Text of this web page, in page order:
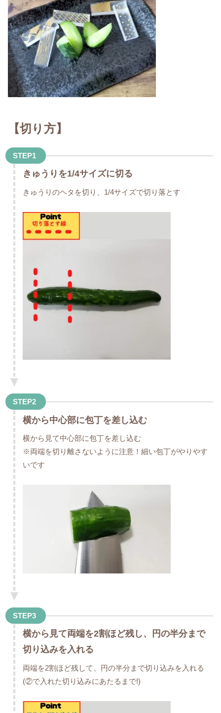
【切り方】
STEP1
きゅうりを1/4サイズに切る
きゅうりのヘタを切り、1/4サイズで切り落とす
STEP2
横から中心部に包丁を差し込む
横から見て中心部に包丁を差し込む
※両端を切り離さないように注意！細い包丁がやりやす
いです
STEP3
横から見て両端を2割ほど残し、円の半分まで
切り込みを入れる
両端を2割ほど残して、円の半分まで切り込みを入れる
(②で入れた切り込みにあたるまで!)